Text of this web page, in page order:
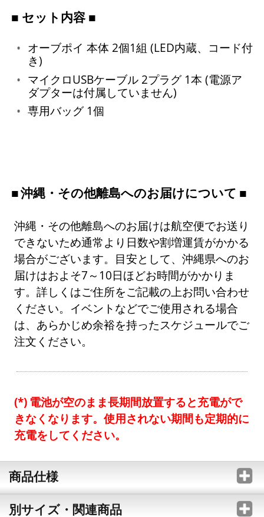
■ セット内容 ■
オーブポイ 本体 2個1組 (LED内蔵、コード付
き)
マイクロUSBケーブル 2プラグ 1本 (電源ア
ダプターは付属していません)
専用バッグ 1個
沖縄・その他離島へのお届けについて
沖縄・その他離島へのお届けは航空便でお送り
できないため通常より日数や割増運賃がかかる
場合がございます。目安として、沖縄県へのお
届けはおよそ7～10日ほどお時間がかかりま
す。詳しくはご住所をご記載の上お問い合わせ
ください。イベントなどでご使用される場合
は、あらかじめ余裕を持ったスケジュールでご
注文ください。
電池が空のまま長期間放置すると充電がで
きなくなります。使用されない期間も定期的に
充電をしてください。
商品仕様
別サイズ・関連商品